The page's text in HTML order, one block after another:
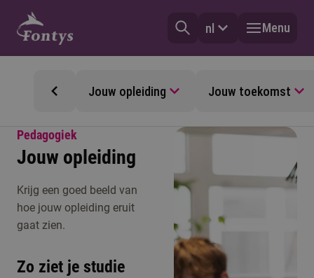
nl Menu
Jouw opleiding Jouw toekomst
Pedagogiek
Jouw opleiding
Krijg een goed beeld van
hoe jouw opleiding eruit
gaat zien.
Zo ziet je studie